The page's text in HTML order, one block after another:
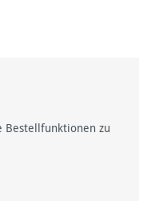
Bestellfunktionen zu